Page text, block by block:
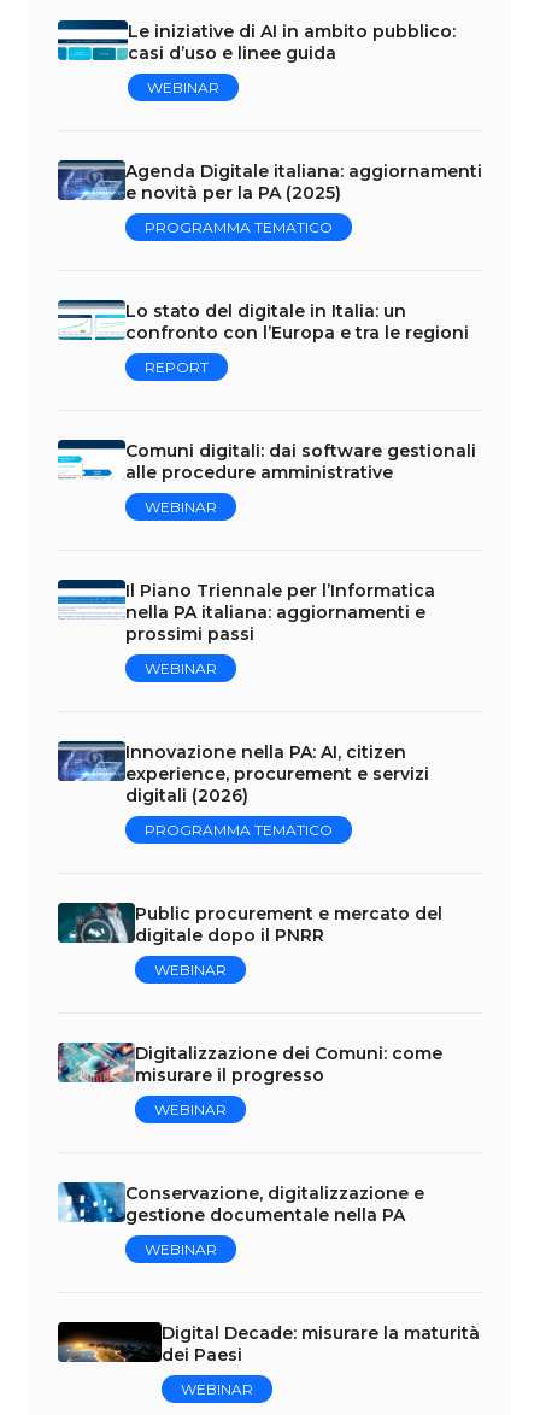
Le iniziative di AI in ambito pubblico:
casi d’uso e linee guida
WEBINAR
Agenda Digitale italiana: aggiornamenti
e novità per la PA (2025)
PROGRAMMA TEMATICO
Lo stato del digitale in Italia: un
confronto con l’Europa e tra le regioni
REPORT
Comuni digitali: dai software gestionali
alle procedure amministrative
WEBINAR
Il Piano Triennale per l’Informatica
nella PA italiana: aggiornamenti e
prossimi passi
WEBINAR
Innovazione nella PA: AI, citizen
experience, procurement e servizi
digitali (2026)
PROGRAMMA TEMATICO
Public procurement e mercato del
digitale dopo il PNRR
WEBINAR
Digitalizzazione dei Comuni: come
misurare il progresso
WEBINAR
Conservazione, digitalizzazione e
gestione documentale nella PA
WEBINAR
Digital Decade: misurare la maturità
dei Paesi
WEBINAR